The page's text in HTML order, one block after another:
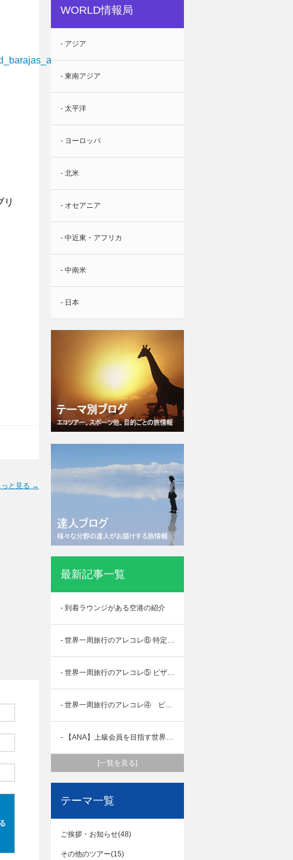
リ
っと見る →
WORLD情報局
- アジア
- 東南アジア
- 太平洋
- ヨーロッパ
- 北米
- オセアニア
- 中近東・アフリカ
- 中南米
- 日本
最新記事一覧
- 到着ラウンジがある空港の紹介
- 世界一周旅行のアレコレ⑥ 特定の国や地域の出入国条件 ～チベット編～
- 世界一周旅行のアレコレ⑤ ビザ（査証）編 ～其の２～
- 世界一周旅行のアレコレ④ ビザ（査証）編 ～其の１～
- 【ANA】上級会員を目指す世界一周旅行 ②プレミアムポイントを計算しよう
[一覧を見る]
テーマ一覧
ご挨拶・お知らせ(48)
その他のツアー(15)